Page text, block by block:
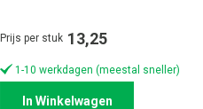
Prijs per stuk 13,25
1-10 werkdagen (meestal sneller)
In Winkelwagen